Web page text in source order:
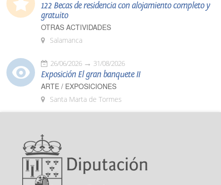
122 Becas de residencia con alojamiento completo y
gratuito
OTRAS ACTIVIDADES
Salamanca
26/06/2026 31/08/2026
Exposición El gran banquete II
ARTE / EXPOSICIONES
Santa Marta de Tormes